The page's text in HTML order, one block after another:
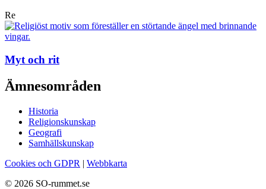
Re
Myt och rit
Ämnesområden
Historia
Religionskunskap
Geografi
Samhällskunskap
Cookies och GDPR | Webbkarta
© 2026 SO-rummet.se